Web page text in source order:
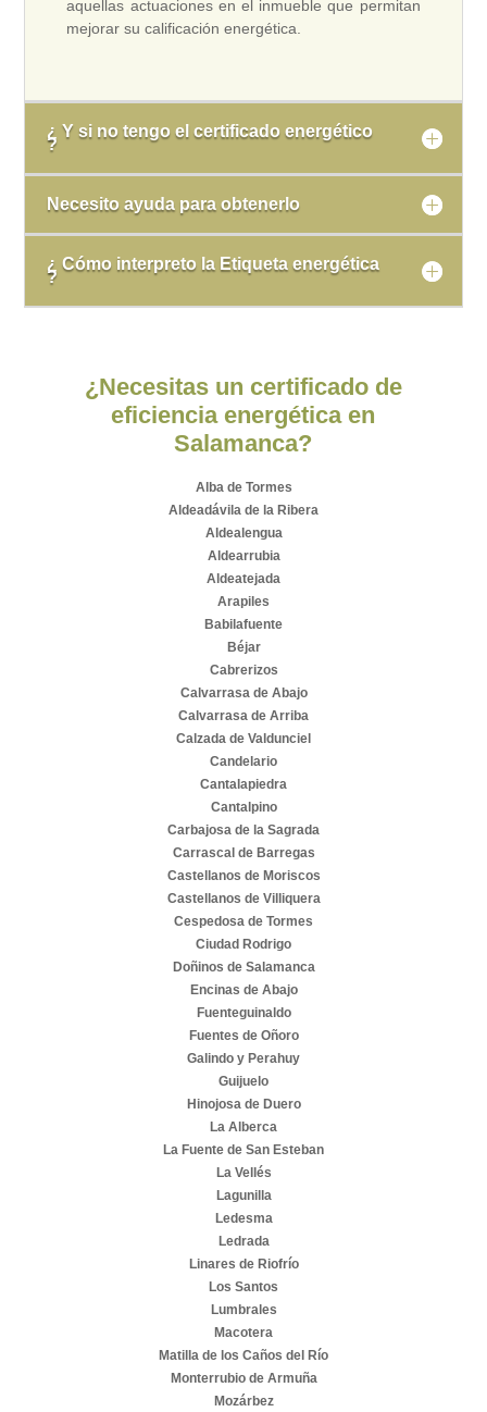
aquellas actuaciones en el inmueble que permitan
mejorar su calificación energética.
¿ Y si no tengo el certificado energético
?
Necesito ayuda para obtenerlo
¿ Cómo interpreto la Etiqueta energética
?
¿Necesitas un certificado de
eficiencia energética en
Salamanca?
Alba de Tormes
Aldeadávila de la Ribera
Aldealengua
Aldearrubia
Aldeatejada
Arapiles
Babilafuente
Béjar
Cabrerizos
Calvarrasa de Abajo
Calvarrasa de Arriba
Calzada de Valdunciel
Candelario
Cantalapiedra
Cantalpino
Carbajosa de la Sagrada
Carrascal de Barregas
Castellanos de Moriscos
Castellanos de Villiquera
Cespedosa de Tormes
Ciudad Rodrigo
Doñinos de Salamanca
Encinas de Abajo
Fuenteguinaldo
Fuentes de Oñoro
Galindo y Perahuy
Guijuelo
Hinojosa de Duero
La Alberca
La Fuente de San Esteban
La Vellés
Lagunilla
Ledesma
Ledrada
Linares de Riofrío
Los Santos
Lumbrales
Macotera
Matilla de los Caños del Río
Monterrubio de Armuña
Mozárbez